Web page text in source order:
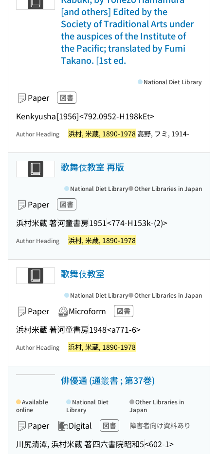
[and others] Edited by the
Society of Traditional Arts under
the auspices of the Institute of
the Pacific; translated by Fumi
Takano. [1st ed.
Paper 図書
Kenkyusha[1956]<792.0952-H198kEt>
National Diet Library
Author Heading 浜村, 米蔵, 1890-1978 高野, フミ, 1914-
歌舞伎教室 再版
Paper 図書
浜村米蔵 著河童書房1951<774-H153k-(2)>
National Diet Library Other Libraries in Japan
Author Heading 浜村, 米蔵, 1890-1978
歌舞伎教室
Paper Microform 図書
浜村米蔵 著河童書房1948<a771-6>
National Diet Library Other Libraries in Japan
Author Heading 浜村, 米蔵, 1890-1978
俳優通 (通叢書 ; 第37巻)
Paper Digital 図書 障害者向け資料あり
川尻清潭, 浜村米蔵 著四六書院昭和5<602-1>
Available
online
National Diet
Library
Other Libraries in
Japan